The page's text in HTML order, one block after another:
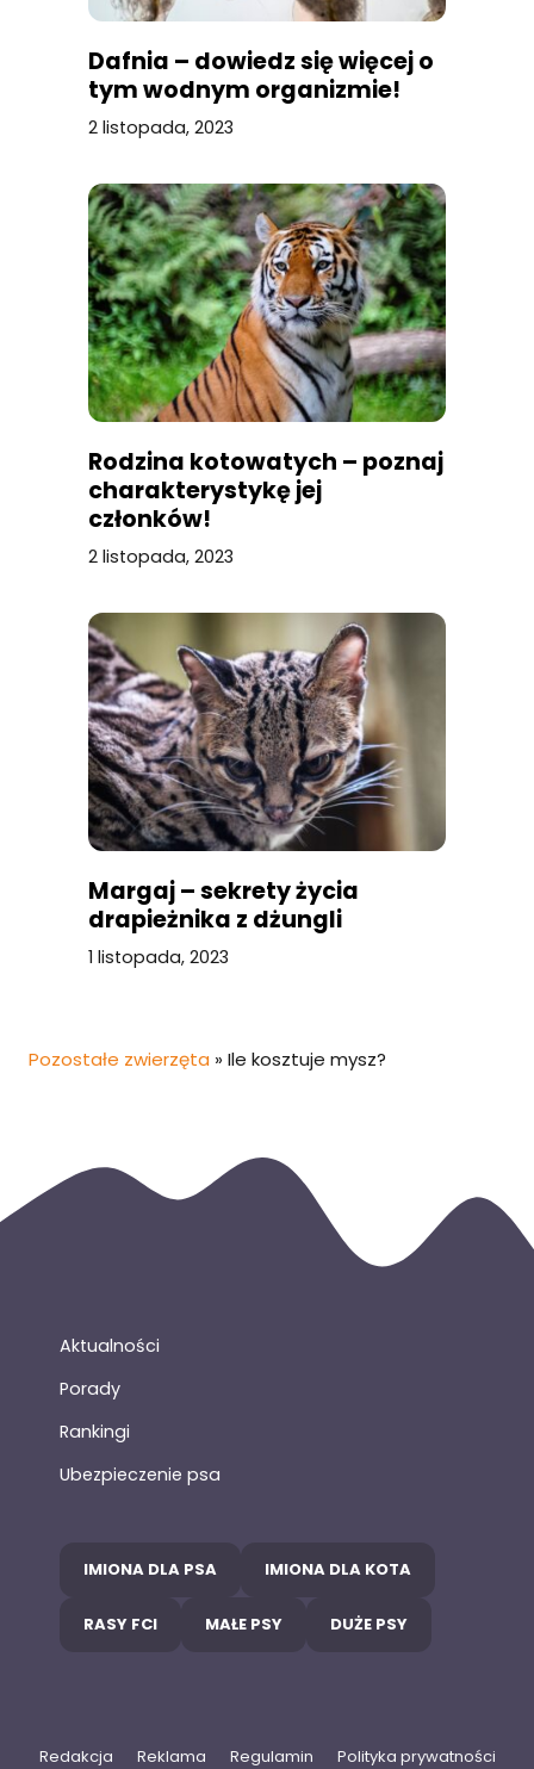
Dafnia – dowiedz się więcej o
tym wodnym organizmie!
2 listopada, 2023
Rodzina kotowatych – poznaj
charakterystykę jej
członków!
2 listopada, 2023
Margaj – sekrety życia
drapieżnika z dżungli
1 listopada, 2023
Pozostałe zwierzęta » Ile kosztuje mysz?
Aktualności
Porady
Rankingi
Ubezpieczenie psa
IMIONA DLA PSA IMIONA DLA KOTA
RASY FCI MAŁE PSY DUŻE PSY
Redakcja Reklama Regulamin Polityka prywatności